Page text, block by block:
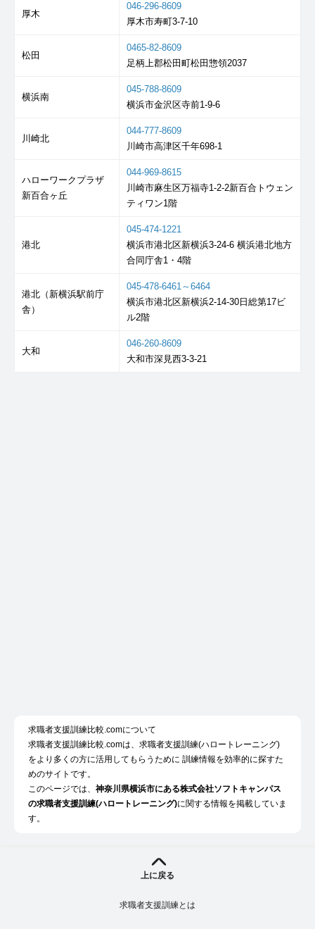
厚木
046-296-8609
厚木市寿町3-7-10
松田
0465-82-8609
足柄上郡松田町松田惣領2037
横浜南
045-788-8609
横浜市金沢区寺前1-9-6
川崎北
044-777-8609
川崎市高津区千年698-1
ハローワークプラザ
新百合ヶ丘
044-969-8615
川崎市麻生区万福寺1-2-2新百合トウェン
ティワン1階
港北
045-474-1221
横浜市港北区新横浜3-24-6 横浜港北地方
合同庁舎1・4階
港北（新横浜駅前庁
舎）
045-478-6461～6464
横浜市港北区新横浜2-14-30日総第17ビ
ル2階
大和
046-260-8609
大和市深見西3-3-21
求職者支援訓練比較.comについて
求職者支援訓練比較.comは、求職者支援訓練(ハロートレーニング)
をより多くの方に活用してもらうために 訓練情報を効率的に探すた
めのサイトです。
このページでは、 神奈川県横浜市にある株式会社ソフトキャンパス
の求職者支援訓練(ハロートレーニング)に関する情報を掲載していま
す。
上に戻る
求職者支援訓練とは